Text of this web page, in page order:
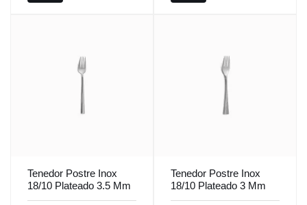
Tenedor Postre Inox
18/10 Plateado 3.5 Mm
Lotus Comas
Tenedor Postre Inox
18/10 Plateado 3 Mm
Callas Comas